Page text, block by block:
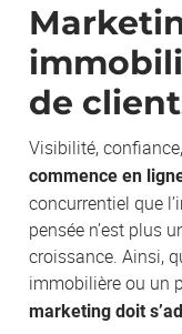
En soumettant ce
exploitées afin de traiter
de
Visibilité,
commence en
concurrentiel que
pensée n’est plus
croissance. Ainsi,
immobilière ou un
marketing doit